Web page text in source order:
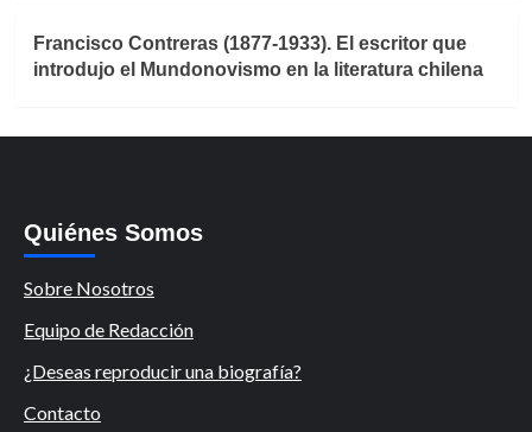
Francisco Contreras (1877-1933). El escritor que
introdujo el Mundonovismo en la literatura chilena
Quiénes Somos
Sobre Nosotros
Equipo de Redacción
¿Deseas reproducir una biografía?
Contacto